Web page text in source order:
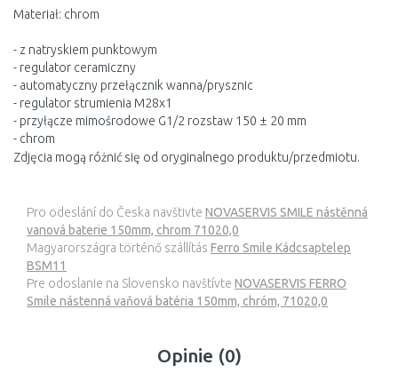
Materiał: chrom
- z natryskiem punktowym
- regulator ceramiczny
- automatyczny przełącznik wanna/prysznic
- regulator strumienia M28x1
- przyłącze mimośrodowe G1/2 rozstaw 150 ± 20 mm
- chrom
Zdjęcia mogą różnić się od oryginalnego produktu/przedmiotu.
Pro odeslání do Česka navštivte NOVASERVIS SMILE nástěnná
vanová baterie 150mm, chrom 71020,0
Magyarországra történő szállítás Ferro Smile Kádcsaptelep
BSM11
Pre odoslanie na Slovensko navštívte NOVASERVIS FERRO
Smile nástenná vaňová batéria 150mm, chróm, 71020,0
Opinie (0)